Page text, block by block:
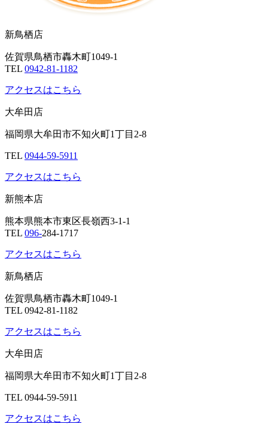
新鳥栖店
佐賀県鳥栖市轟木町1049-1
TEL 0942-81-1182
アクセスはこちら
大牟田店
福岡県大牟田市不知火町1丁目2-8
TEL 0944-59-5911
アクセスはこちら
新熊本店
熊本県熊本市東区長嶺西3-1-1
TEL 096-284-1717
アクセスはこちら
新鳥栖店
佐賀県鳥栖市轟木町1049-1
TEL 0942-81-1182
アクセスはこちら
大牟田店
福岡県大牟田市不知火町1丁目2-8
TEL 0944-59-5911
アクセスはこちら